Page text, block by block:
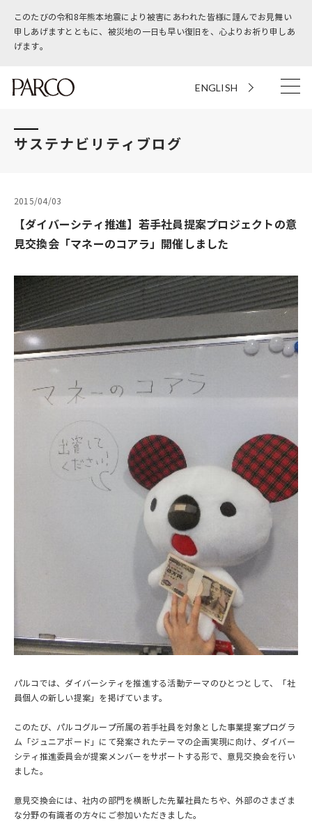
このたびの令和8年熊本地震により被害にあわれた皆様に謹んでお見舞い
申しあげますとともに、被災地の一日も早い復旧を、心よりお祈り申しあ
げます。
ENGLISH
サステナビリティブログ
2015/04/03
【ダイバーシティ推進】若手社員提案プロジェクトの意
見交換会「マネーのコアラ」開催しました
パルコでは、ダイバーシティを推進する活動テーマのひとつとして、「社
員個人の新しい提案」を掲げています。
このたび、パルコグループ所属の若手社員を対象とした事業提案プログラ
ム「ジュニアボード」にて発案されたテーマの企画実現に向け、ダイバー
シティ推進委員会が提案メンバーをサポートする形で、意見交換会を行い
ました。
意見交換会には、社内の部門を横断した先輩社員たちや、外部のさまざま
な分野の有識者の方々にご参加いただきました。